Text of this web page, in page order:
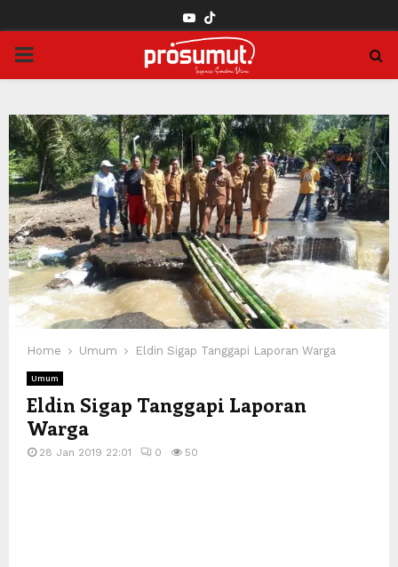
YOUTUBE
PRIMARY
Home Umum Eldin Sigap Tanggapi Laporan Warga
Umum
Eldin Sigap Tanggapi Laporan
Warga
28 Jan 2019 22:01 0 50